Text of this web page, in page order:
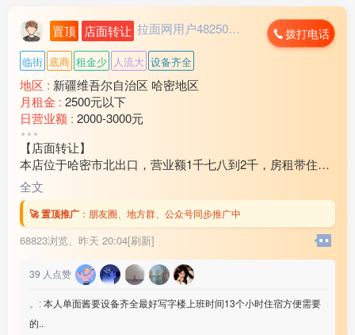
置顶 店面转让 拉面网用户482503... 拨打电话
临街 底商 租金少 人流大 设备齐全
地区 : 新疆维吾尔自治区 哈密地区
月租金 : 2500元以下
日营业额 : 2000-3000元
转让费 :
【店面转让】
本店位于哈密市北出口，营业额1千七八到2千，房租带住房
3万2还剩十个月房租，因家中有事现对外转让，装让费15
万，有意向的联系18***21
全文
🚀 置顶推广 ： 朋友圈、地方群、公众号同步推广中
68823浏览、 昨天 20:04[刷新]
39 人点赞
。:本人单面酱要设备齐全最好写字楼上班时间13个小时住宿方便需要
的..